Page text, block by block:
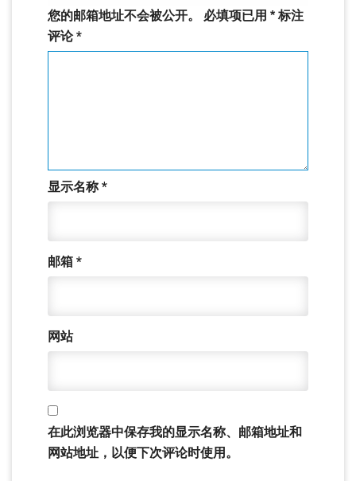
您的邮箱地址不会被公开。 必填项已用 * 标注
评论*
显示名称*
邮箱 *
网站
在此浏览器中保存我的显示名称、邮箱地址和
网站地址，以便下次评论时使用。